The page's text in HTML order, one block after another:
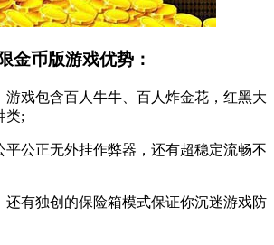
金币版游戏优势：
戏包含百人牛牛、百人炸金花，红黑大
类;
公正无外挂作弊器，还有超稳定流畅不
有独创的保险箱模式保证你沉迷游戏防